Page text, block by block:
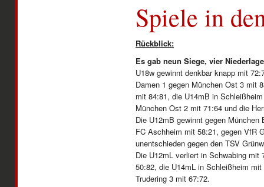
Spiele in
Rückblick:
Es gab neun Siege, vier
U18w gewinnt denkbar knapp mit
Damen 1 gegen München Ost 3 mit
mit 84:81, die U14mB in
München Ost 2 mit 71:64 und die
Die U12mB gewinnt gegen
FC Aschheim mit 58:21, gegen VfR
unentschieden gegen den TSV
Die U12mL verliert in Schwabing
50:82, die U14mL in Schleißheim
Trudering 3 mit 67:72.